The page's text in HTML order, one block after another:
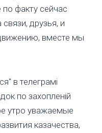
факту сейчас
друзья, и
вместе мы
в телеграмі
по захопленій
утро уважаемые
казачества,